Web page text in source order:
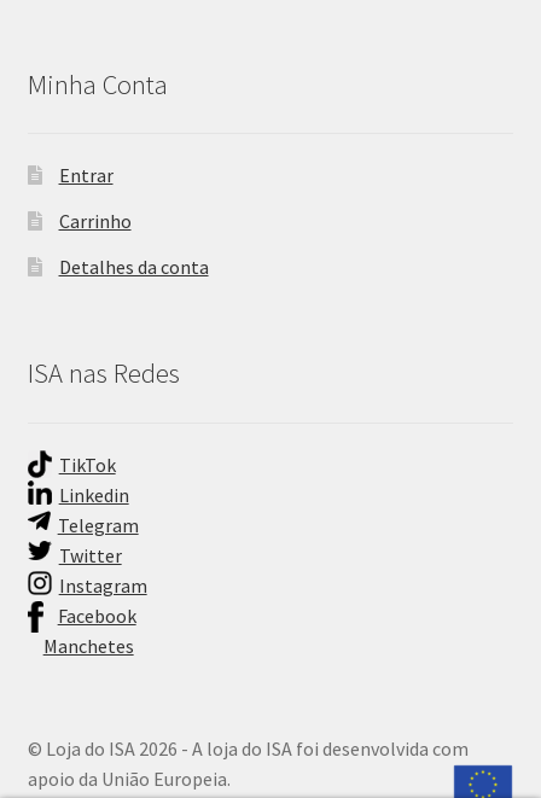
Minha Conta
Entrar
Carrinho
Detalhes da conta
ISA nas Redes
TikTok
Linkedin
Telegram
Twitter
Instagram
Facebook
Manchetes
© Loja do ISA 2026 - A loja do ISA foi desenvolvida com
apoio da União Europeia.